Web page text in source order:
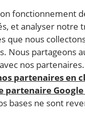
fonctionnement
et analyser notre
que nous
Nous partageons
nos
partenaires en
Google
bases ne sont